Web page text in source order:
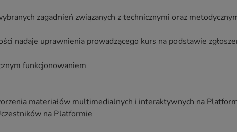
zagadnień związanych z technicznymi oraz
nadaje uprawnienia prowadzącego kurs na podstawie
funkcjonowaniem
materiałów multimedialnych i interaktywnych na
na Platformie